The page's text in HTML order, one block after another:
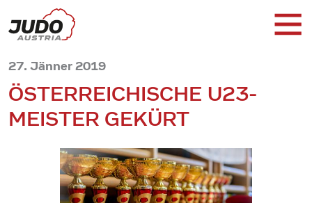
27. Jänner 2019
ÖSTERREICHISCHE U23-
MEISTER GEKÜRT